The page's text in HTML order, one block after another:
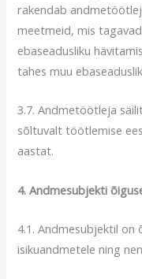
rakendab
meetmeid, mis
ebaseadusliku
tahes muu
3.7. Andmetöötleja
sõltuvalt töötlemise
aastat.
4. Andmesubjekti
4.1. Andmesubjektil on
isikuandmetele ning